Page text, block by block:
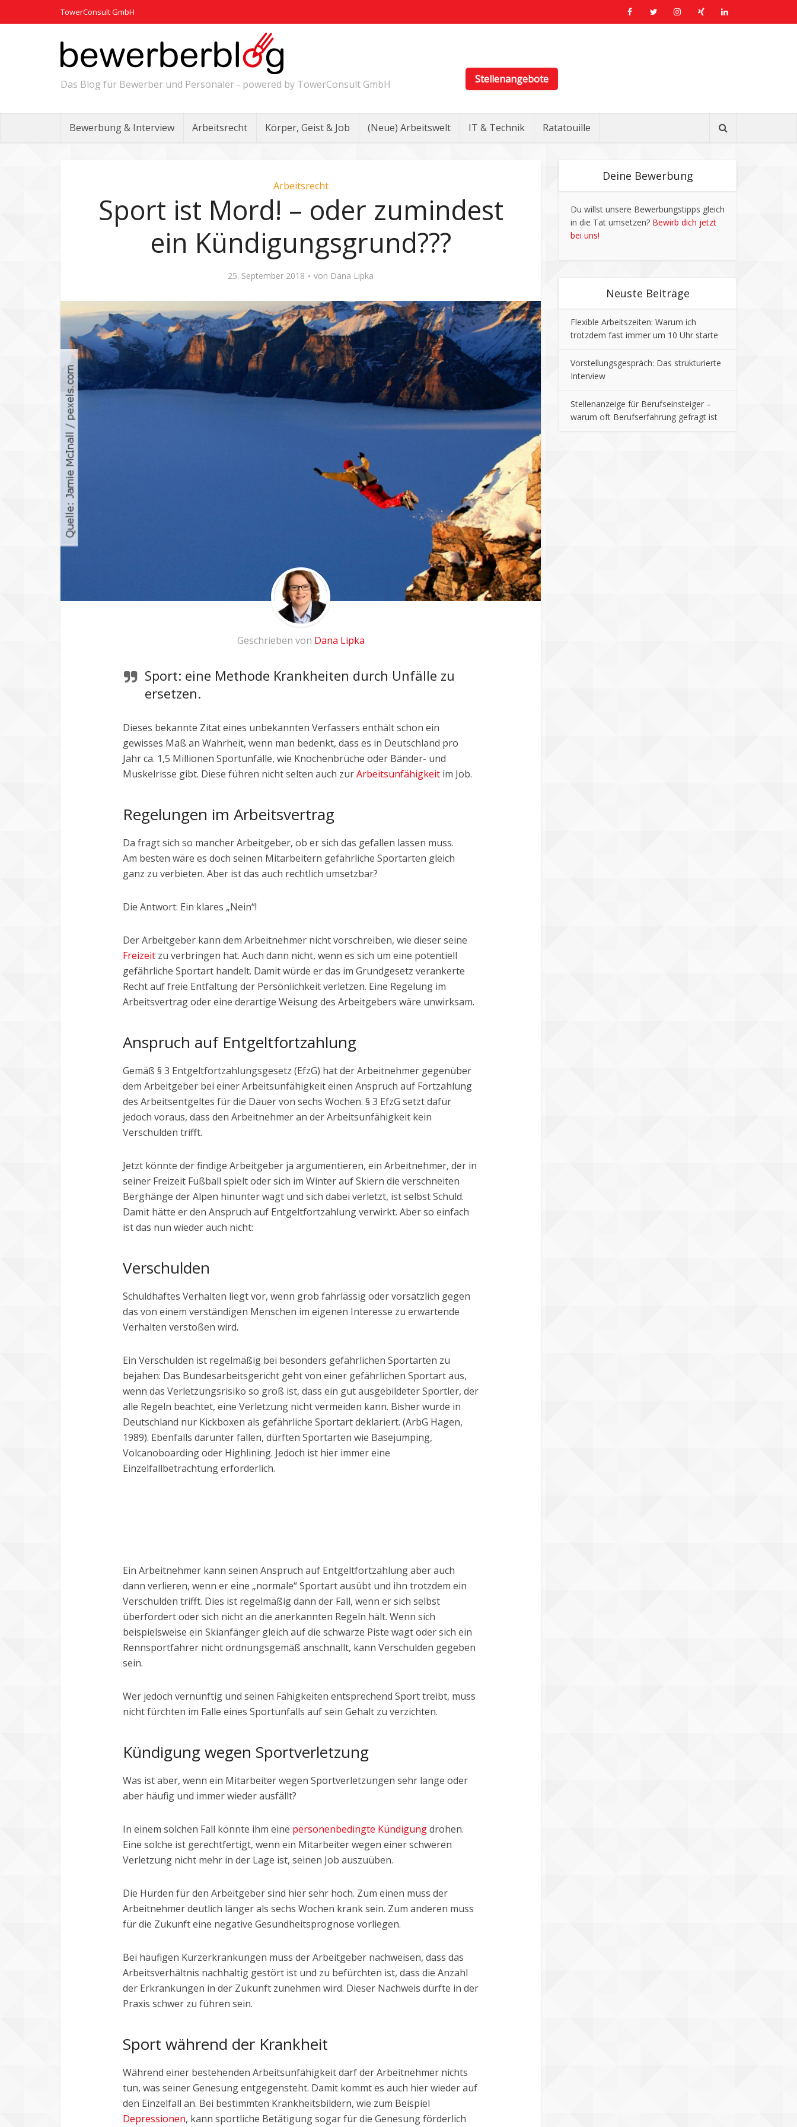
TowerConsult GmbH
Das Blog für Bewerber und Personaler - powered by TowerConsult GmbH
Bewerbung & Interview Arbeitsrecht Körper, Geist & Job (Neue) Arbeitswelt IT & Technik Ratatouille
Stellenangebote
Arbeitsrecht
Sport ist Mord! – oder zumindest
ein Kündigungsgrund???
25. September 2018 von Dana Lipka
Geschrieben von Dana Lipka
Sport: eine Methode Krankheiten durch Unfälle zu
ersetzen.
Dieses bekannte Zitat eines unbekannten Verfassers enthält schon ein
gewisses Maß an Wahrheit, wenn man bedenkt, dass es in Deutschland pro
Jahr ca. 1,5 Millionen Sportunfälle, wie Knochenbrüche oder Bänder- und
Muskelrisse gibt. Diese führen nicht selten auch zurArbeitsunfähigkeit im Job.
Regelungen im Arbeitsvertrag
Da fragt sich so mancher Arbeitgeber, ob er sich das gefallen lassen muss.
Am besten wäre es doch seinen Mitarbeitern gefährliche Sportarten gleich
ganz zu verbieten. Aber ist das auch rechtlich umsetzbar?
Die Antwort: Ein klares „Nein“!
Der Arbeitgeber kann dem Arbeitnehmer nicht vorschreiben, wie dieser seine
Freizeit zu verbringen hat. Auch dann nicht, wenn es sich um eine potentiell
gefährliche Sportart handelt. Damit würde er das im Grundgesetz verankerte
Recht auf freie Entfaltung der Persönlichkeit verletzen. Eine Regelung im
Arbeitsvertrag oder eine derartige Weisung des Arbeitgebers wäre unwirksam.
Anspruch auf Entgeltfortzahlung
Gemäß § 3 Entgeltfortzahlungsgesetz (EfzG) hat der Arbeitnehmer gegenüber
dem Arbeitgeber bei einer Arbeitsunfähigkeit einen Anspruch auf Fortzahlung
des Arbeitsentgeltes für die Dauer von sechs Wochen. § 3 EfzG setzt dafür
jedoch voraus, dass den Arbeitnehmer an der Arbeitsunfähigkeit kein
Verschulden trifft.
Jetzt könnte der findige Arbeitgeber ja argumentieren, ein Arbeitnehmer, der in
seiner Freizeit Fußball spielt oder sich im Winter auf Skiern die verschneiten
Berghänge der Alpen hinunter wagt und sich dabei verletzt, ist selbst Schuld.
Damit hätte er den Anspruch auf Entgeltfortzahlung verwirkt. Aber so einfach
ist das nun wieder auch nicht:
Verschulden
Schuldhaftes Verhalten liegt vor, wenn grob fahrlässig oder vorsätzlich gegen
das von einem verständigen Menschen im eigenen Interesse zu erwartende
Verhalten verstoßen wird.
Ein Verschulden ist regelmäßig bei besonders gefährlichen Sportarten zu
bejahen: Das Bundesarbeitsgericht geht von einer gefährlichen Sportart aus,
wenn das Verletzungsrisiko so groß ist, dass ein gut ausgebildeter Sportler, der
alle Regeln beachtet, eine Verletzung nicht vermeiden kann. Bisher wurde in
Deutschland nur Kickboxen als gefährliche Sportart deklariert. (ArbG Hagen,
1989). Ebenfalls darunter fallen, dürften Sportarten wie Basejumping,
Volcanoboarding oder Highlining. Jedoch ist hier immer eine
Einzelfallbetrachtung erforderlich.
Ein Arbeitnehmer kann seinen Anspruch auf Entgeltfortzahlung aber auch
dann verlieren, wenn er eine „normale“ Sportart ausübt und ihn trotzdem ein
Verschulden trifft. Dies ist regelmäßig dann der Fall, wenn er sich selbst
überfordert oder sich nicht an die anerkannten Regeln hält. Wenn sich
beispielsweise ein Skianfänger gleich auf die schwarze Piste wagt oder sich ein
Rennsportfahrer nicht ordnungsgemäß anschnallt, kann Verschulden gegeben
sein.
Wer jedoch vernünftig und seinen Fähigkeiten entsprechend Sport treibt, muss
nicht fürchten im Falle eines Sportunfalls auf sein Gehalt zu verzichten.
Kündigung wegen Sportverletzung
Was ist aber, wenn ein Mitarbeiter wegen Sportverletzungen sehr lange oder
aber häufig und immer wieder ausfällt?
In einem solchen Fall könnte ihm eine personenbedingte Kündigungdrohen.
Eine solche ist gerechtfertigt, wenn ein Mitarbeiter wegen einer schweren
Verletzung nicht mehr in der Lage ist, seinen Job auszuüben.
Die Hürden für den Arbeitgeber sind hier sehr hoch. Zum einen muss der
Arbeitnehmer deutlich länger als sechs Wochen krank sein. Zum anderen muss
für die Zukunft eine negative Gesundheitsprognose vorliegen.
Bei häufigen Kurzerkrankungen muss der Arbeitgeber nachweisen, dass das
Arbeitsverhältnis nachhaltig gestört ist und zu befürchten ist, dass die Anzahl
der Erkrankungen in der Zukunft zunehmen wird. Dieser Nachweis dürfte in der
Praxis schwer zu führen sein.
Sport während der Krankheit
Während einer bestehenden Arbeitsunfähigkeit darf der Arbeitnehmer nichts
tun, was seiner Genesung entgegensteht. Damit kommt es auch hier wieder auf
den Einzelfall an. Bei bestimmten Krankheitsbildern, wie zum Beispiel
Depressionen, kann sportliche Betätigung sogar für die Genesung förderlich
Deine Bewerbung
Du willst unsere Bewerbungstipps gleich
in die Tat umsetzen? Bewirb dich jetzt
bei uns!
Neuste Beiträge
Flexible Arbeitszeiten: Warum ich
trotzdem fast immer um 10 Uhr starte
Vorstellungsgespräch: Das strukturierte
Interview
Stellenanzeige für Berufseinsteiger –
warum oft Berufserfahrung gefragt ist